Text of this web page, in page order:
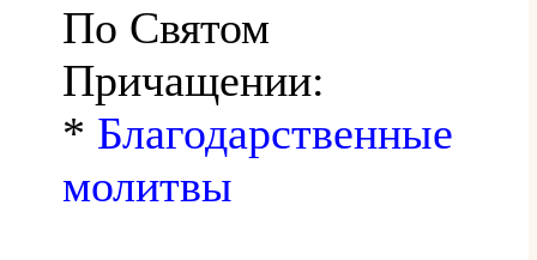
По Святом
Причащении:
* Благодарственные
молитвы